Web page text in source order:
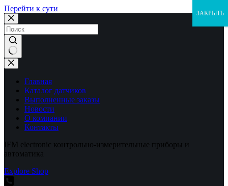
Перейти к сути
Ничего
не
найденоГлавная
Каталог датчиков
Выполненные заказы
Новости
О компании
Контакты
IFM electronic контрольно-измерительные приборы и
автоматика
Explore Shop
ЗАКРЫТЬ